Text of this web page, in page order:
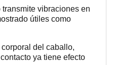
vibraciones en
útiles como
del caballo,
ya tiene efecto